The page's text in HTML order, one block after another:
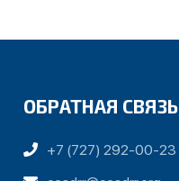
ОБРАТНАЯ СВЯЗЬ
+7 (727) 292-00-23